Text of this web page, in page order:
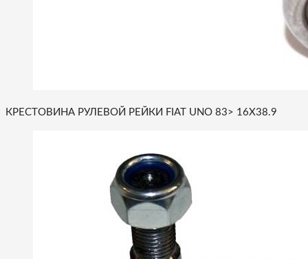
КРЕСТОВИНА РУЛЕВОЙ РЕЙКИ FIAT UNO 83> 16X38.9